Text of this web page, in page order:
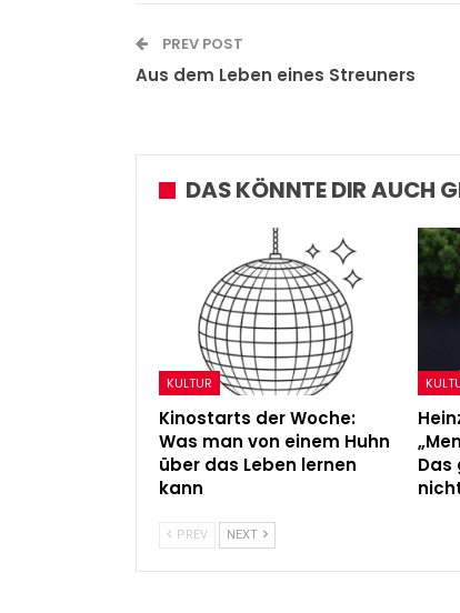
PREV POST
Aus dem Leben eines Streuners
DAS KÖNNTE DIR AUCH
KULTUR
Kinostarts der Woche:
Was man von einem Huhn
über das Leben lernen
kann
Das
PREV NEXT
Der Traurige Lauf Der
Semenya